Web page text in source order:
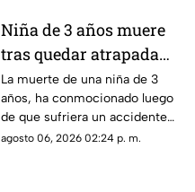
Niña de 3 años muere
tras quedar atrapada
en cocina de juguete
La muerte de una niña de 3
años, ha conmocionado luego
de que sufriera un accidente
doméstico con una cocina de
agosto 06, 2026 02:24 p. m.